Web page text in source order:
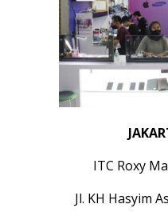
ITC Roxy
Jl. KH Hasyim